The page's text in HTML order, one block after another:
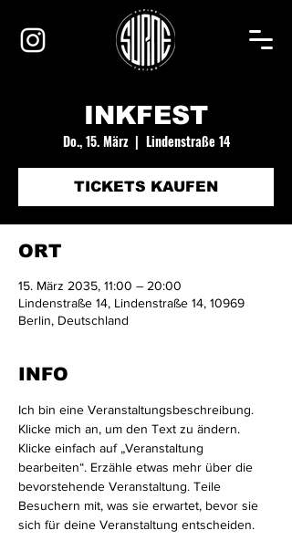
INKFEST
Do., 15. März
  |
Lindenstraße 14
TICKETS KAUFEN
ORT
15. März 2035, 11:00 – 20:00
Lindenstraße 14, Lindenstraße 14, 10969
Berlin, Deutschland
INFO
Ich bin eine Veranstaltungsbeschreibung.
Klicke mich an, um den Text zu ändern.
Klicke einfach auf „Veranstaltung
bearbeiten“. Erzähle etwas mehr über die
bevorstehende Veranstaltung. Teile
Besuchern mit, was sie erwartet, bevor sie
sich für deine Veranstaltung entscheiden.